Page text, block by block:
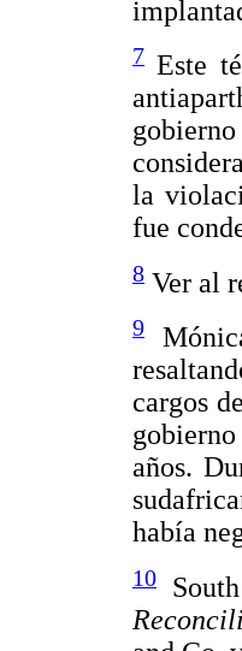
7 Este
la
fue
8 Ver al
9
cargos
años.
había
10